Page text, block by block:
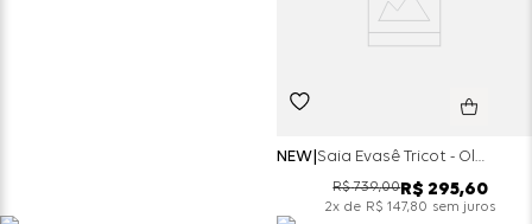
NEW Saia Evasê Tricot - Oliva
R$ 739,00R$ 295,60
2x de R$ 147,80 sem juros